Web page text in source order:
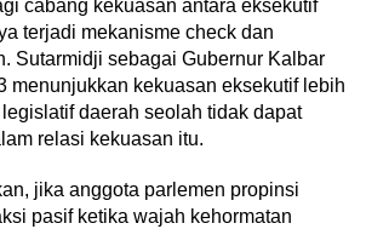
cabang kekuasan antara eksekutif
terjadi mekanisme check dan
Sutarmidji sebagai Gubernur Kalbar
menunjukkan kekuasan eksekutif lebih
daerah seolah tidak dapat
relasi kekuasan itu.
jika anggota parlemen propinsi
pasif ketika wajah kehormatan